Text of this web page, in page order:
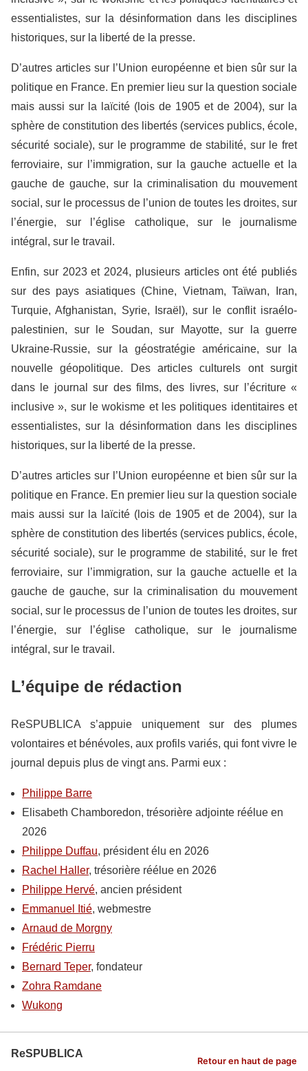
essentialistes, sur la désinformation dans les disciplines
historiques, sur la liberté de la presse.
D’autres articles sur l’Union européenne et bien sûr sur la
politique en France. En premier lieu sur la question sociale
mais aussi sur la laïcité (lois de 1905 et de 2004), sur la
sphère de constitution des libertés (services publics, école,
sécurité sociale), sur le programme de stabilité, sur le fret
ferroviaire, sur l’immigration, sur la gauche actuelle et la
gauche de gauche, sur la criminalisation du mouvement
social, sur le processus de l’union de toutes les droites, sur
l’énergie, sur l’église catholique, sur le journalisme
intégral, sur le travail.
Enfin, sur 2023 et 2024, plusieurs articles ont été publiés
sur des pays asiatiques (Chine, Vietnam, Taïwan, Iran,
Turquie, Afghanistan, Syrie, Israël), sur le conflit israélo-
palestinien, sur le Soudan, sur Mayotte, sur la guerre
Ukraine-Russie, sur la géostratégie américaine, sur la
nouvelle géopolitique. Des articles culturels ont surgit
dans le journal sur des films, des livres, sur l’écriture «
inclusive », sur le wokisme et les politiques identitaires et
essentialistes, sur la désinformation dans les disciplines
historiques, sur la liberté de la presse.
D’autres articles sur l’Union européenne et bien sûr sur la
politique en France. En premier lieu sur la question sociale
mais aussi sur la laïcité (lois de 1905 et de 2004), sur la
sphère de constitution des libertés (services publics, école,
sécurité sociale), sur le programme de stabilité, sur le fret
ferroviaire, sur l’immigration, sur la gauche actuelle et la
gauche de gauche, sur la criminalisation du mouvement
social, sur le processus de l’union de toutes les droites, sur
l’énergie, sur l’église catholique, sur le journalisme
intégral, sur le travail.
L’équipe de rédaction
ReSPUBLICA s’appuie uniquement sur des plumes
volontaires et bénévoles, aux profils variés, qui font vivre le
journal depuis plus de vingt ans. Parmi eux :
Philippe Barre
Elisabeth Chamboredon, trésorière adjointe réélue en
2026
Philippe Duffau, président élu en 2026
Rachel Haller, trésorière réélue en 2026
Philippe Hervé, ancien président
Emmanuel Itié, webmestre
Arnaud de Morgny
Frédéric Pierru
Bernard Teper, fondateur
Zohra Ramdane
Wukong
ReSPUBLICA
Retour en haut de page